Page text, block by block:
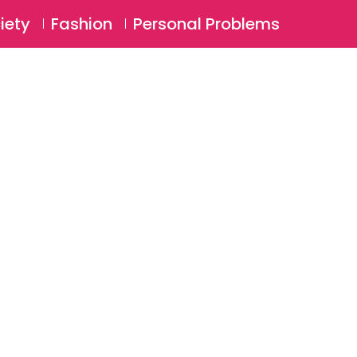
Login ⚲
Fashion Personal Problems